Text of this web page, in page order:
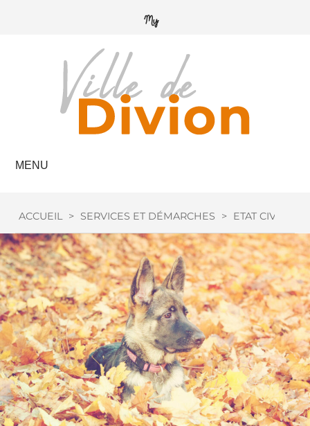
MENU
ACCUEIL > SERVICES ET DÉMARCHES > ETAT CIVIL